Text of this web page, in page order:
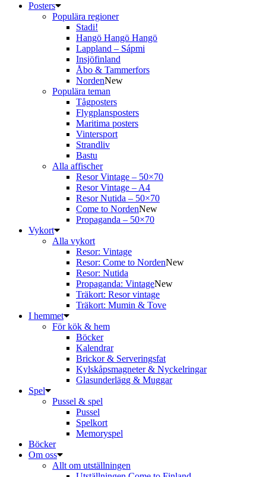
Posters
Populära regioner
Stadi!
Hangö Hangö Hangö
Lappland – Sápmi
Insjöfinland
Åbo & Tammerfors
NordenNew
Populära teman
Tågposters
Flygplansposters
Maritima posters
Vintersport
Strandliv
Bastu
Alla affischer
Resor Vintage – 50×70
Resor Vintage – A4
Resor Nutida – 50×70
Come to NordenNew
Propaganda – 50×70
Vykort
Alla vykort
Resor: Vintage
Resor: Come to NordenNew
Resor: Nutida
Propaganda: VintageNew
Träkort: Resor vintage
Träkort: Mumin & Tove
I hemmet
För kök & hem
Böcker
Kalendrar
Brickor & Serveringsfat
Kylskåpsmagneter & Nyckelringar
Glasunderlägg & Muggar
Spel
Pussel & spel
Pussel
Spelkort
Memoryspel
Böcker
Om oss
Allt om utställningen